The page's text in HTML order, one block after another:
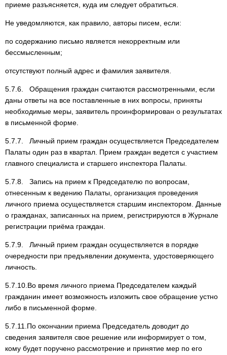
приеме разъясняется, куда им следует обратиться.
Не уведомляются, как правило, авторы писем, если:
по содержанию письмо является некорректным или
бессмысленным;
отсутствуют полный адрес и фамилия заявителя.
5.7.6. Обращения граждан считаются рассмотренными, если
даны ответы на все поставленные в них вопросы, приняты
необходимые меры, заявитель проинформирован о результатах
в письменной форме.
5.7.7. Личный прием граждан осуществляется Председателем
Палаты один раз в квартал. Прием граждан ведется с участием
главного специалиста и старшего инспектора Палаты.
5.7.8. Запись на прием к Председателю по вопросам,
отнесенным к ведению Палаты, организация проведения
личного приема осуществляется старшим инспектором. Данные
о гражданах, записанных на прием, регистрируются в Журнале
регистрации приёма граждан.
5.7.9. Личный прием граждан осуществляется в порядке
очередности при предъявлении документа, удостоверяющего
личность.
5.7.10.Во время личного приема Председателем каждый
гражданин имеет возможность изложить свое обращение устно
либо в письменной форме.
5.7.11.По окончании приема Председатель доводит до
сведения заявителя свое решение или информирует о том,
кому будет поручено рассмотрение и принятие мер по его